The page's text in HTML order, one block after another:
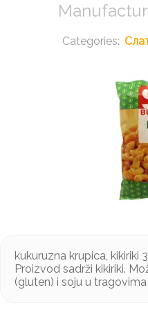
kukuruzna krupica, kikiriki
Proizvod sadrži kikiriki.
(gluten) i soju u tragovima